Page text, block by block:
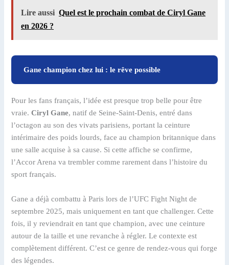
Lire aussi Quel est le prochain combat de Ciryl Gane
en 2026 ?
Gane champion chez lui : le rêve possible
Pour les fans français, l’idée est presque trop belle pour être
vraie.Ciryl Gane, natif de Seine-Saint-Denis, entré dans
l’octagon au son des vivats parisiens, portant la ceinture
intérimaire des poids lourds, face au champion britannique dans
une salle acquise à sa cause. Si cette affiche se confirme,
l’Accor Arena va trembler comme rarement dans l’histoire du
sport français.
Gane a déjà combattu à Paris lors de l’UFC Fight Night de
septembre 2025, mais uniquement en tant que challenger. Cette
fois, il y reviendrait en tant que champion, avec une ceinture
autour de la taille et une revanche à régler. Le contexte est
complètement différent. C’est ce genre de rendez-vous qui forge
des légendes.